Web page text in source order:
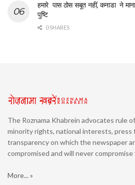
हमारे पास ठोस सबूत नहीं, कनाडा ने
पुष्टि
0 SHARES
The Roznama Khabrein advocates rule
minority rights, national interests, press
transparency on which the newspaper
compromised and will never
More... »